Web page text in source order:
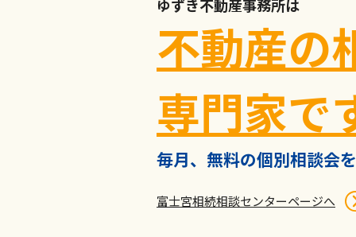
ゆずき不動産事務所は
不動産の
専門家で
毎月、無料の個別相談会
富士宮相続相談センターページへ